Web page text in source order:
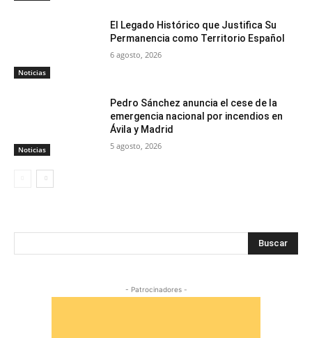
Noticias
El Legado Histórico que Justifica Su
Permanencia como Territorio Español
6 agosto, 2026
Noticias
Pedro Sánchez anuncia el cese de la
emergencia nacional por incendios en
Ávila y Madrid
5 agosto, 2026
Buscar
- Patrocinadores -